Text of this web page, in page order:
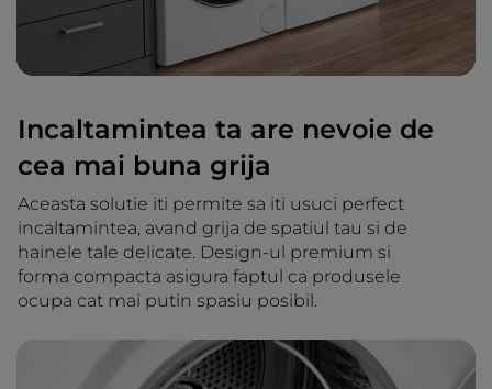
Incaltamintea ta are nevoie de
cea mai buna grija
Aceasta solutie iti permite sa iti usuci perfect
incaltamintea, avand grija de spatiul tau si de
hainele tale delicate. Design-ul premium si
forma compacta asigura faptul ca produsele
ocupa cat mai putin spasiu posibil.